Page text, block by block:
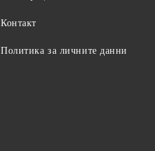
Контакт
Политика за личните данни